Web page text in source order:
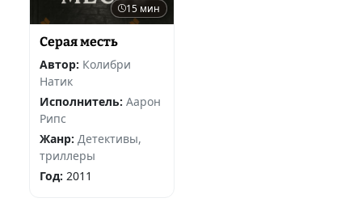
15 мин
Серая месть
Автор: Колибри
Натик
Исполнитель: Аарон
Рипс
Жанр: Детективы,
триллеры
Год: 2011